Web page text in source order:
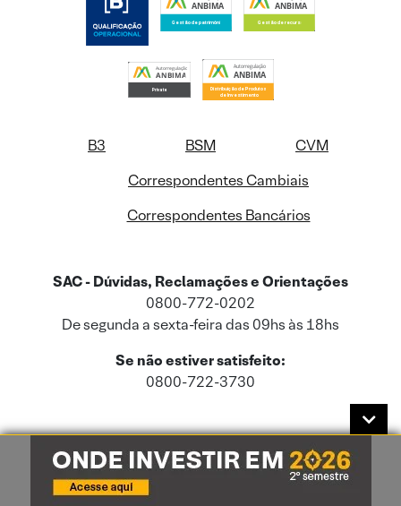
B3 BSM
CVM
Correspondentes Cambiais
Correspondentes Bancários
SAC - Dúvidas, Reclamações e Orientações
0800-772-0202
De segunda a sexta-feira das 09hs às 18hs
Se não estiver satisfeito:
0800-722-3730
Este site usa cookies e dados pessoais de acordo com a nossaPolítica de
Cookies
e a nossaPolítica de Privacidade.